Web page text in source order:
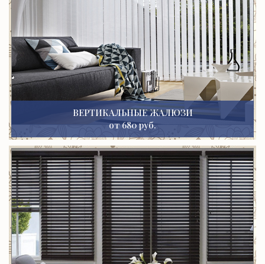
ВЕРТИКАЛЬНЫЕ ЖАЛЮЗИ
от 680 руб.